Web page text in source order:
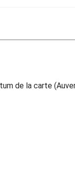
de la carte